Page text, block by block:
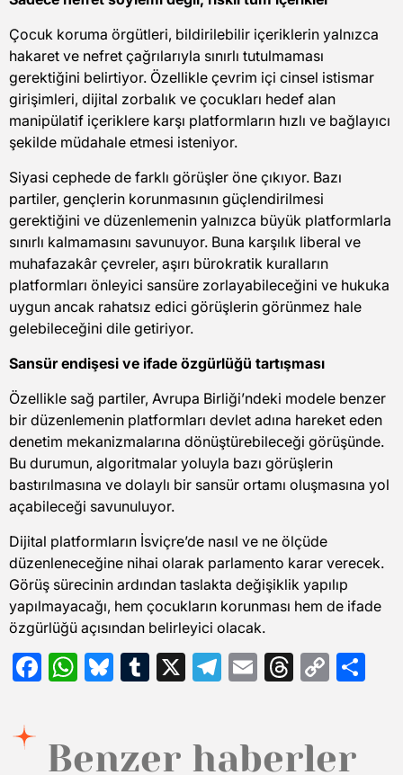
Çocuk koruma örgütleri, bildirilebilir içeriklerin yalnızca
hakaret ve nefret çağrılarıyla sınırlı tutulmaması
gerektiğini belirtiyor. Özellikle çevrim içi cinsel istismar
girişimleri, dijital zorbalık ve çocukları hedef alan
manipülatif içeriklere karşı platformların hızlı ve bağlayıcı
şekilde müdahale etmesi isteniyor.
Siyasi cephede de farklı görüşler öne çıkıyor. Bazı
partiler, gençlerin korunmasının güçlendirilmesi
gerektiğini ve düzenlemenin yalnızca büyük platformlarla
sınırlı kalmamasını savunuyor. Buna karşılık liberal ve
muhafazakâr çevreler, aşırı bürokratik kuralların
platformları önleyici sansüre zorlayabileceğini ve hukuka
uygun ancak rahatsız edici görüşlerin görünmez hale
gelebileceğini dile getiriyor.
Sansür endişesi ve ifade özgürlüğü tartışması
Özellikle sağ partiler, Avrupa Birliği’ndeki modele benzer
bir düzenlemenin platformları devlet adına hareket eden
denetim mekanizmalarına dönüştürebileceği görüşünde.
Bu durumun, algoritmalar yoluyla bazı görüşlerin
bastırılmasına ve dolaylı bir sansür ortamı oluşmasına yol
açabileceği savunuluyor.
Dijital platformların İsviçre’de nasıl ve ne ölçüde
düzenleneceğine nihai olarak parlamento karar verecek.
Görüş sürecinin ardından taslakta değişiklik yapılıp
yapılmayacağı, hem çocukların korunması hem de ifade
özgürlüğü açısından belirleyici olacak.
Facebook
WhatsApp
Bluesky
Tumblr
X Telegram
EmailThreads
Copy
Benzer haberler